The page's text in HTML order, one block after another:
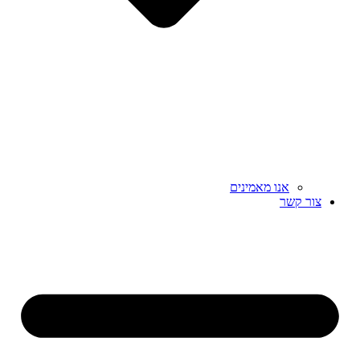
אנו מאמינים
צור קשר